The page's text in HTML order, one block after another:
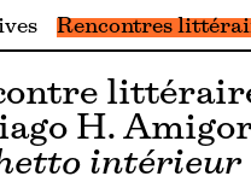
Rencontres
H.
intérieur